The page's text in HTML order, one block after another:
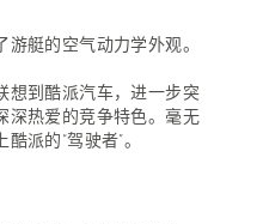
艇的空气动力学外观。
想到酷派汽车，进一步突
深热爱的竞争特色。毫无
派的“驾驶者”。